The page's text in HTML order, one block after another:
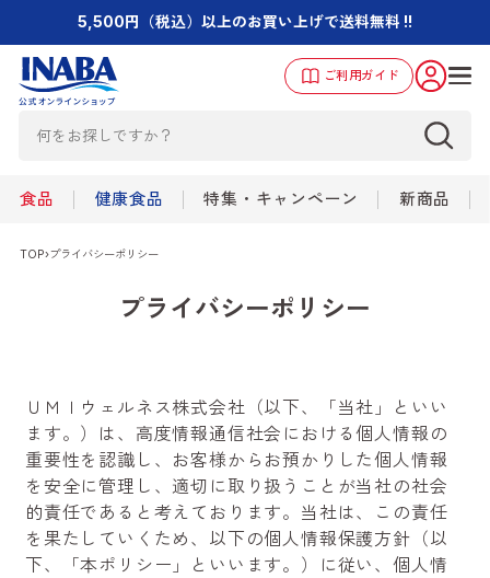
5,500円（税込）以上のお買い上げで送料無料 !!
ご利用ガイド
食品 健康食品 特集・キャンペーン 新商品
TOP›プライバシーポリシー
プライバシーポリシー
ＵＭＩウェルネス株式会社（以下、「当社」といい
ます。）は、高度情報通信社会における個人情報の
重要性を認識し、お客様からお預かりした個人情報
を安全に管理し、適切に取り扱うことが当社の社会
的責任であると考えております。当社は、この責任
を果たしていくため、以下の個人情報保護方針（以
下、「本ポリシー」といいます。）に従い、個人情